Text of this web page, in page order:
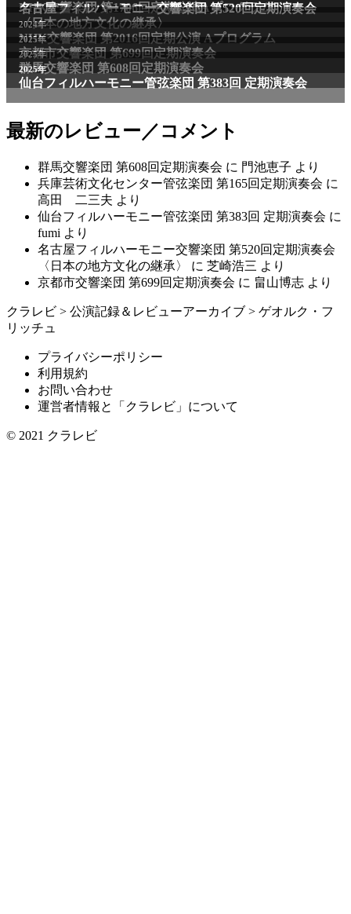
NHK交響楽団 第1706回定期公演Aプログラム
名古屋フィルハーモニー交響楽団 第520回定期演奏会
〈日本の地方文化の継承〉
2024年
NHK交響楽団 第2016回定期公演 Aプログラム
2025年
京都市交響楽団 第699回定期演奏会
2025年
群馬交響楽団 第608回定期演奏会
2025年
仙台フィルハーモニー管弦楽団 第383回 定期演奏会
最新のレビュー／コメント
群馬交響楽団 第608回定期演奏会 に 門池恵子 より
兵庫芸術文化センター管弦楽団 第165回定期演奏会 に
高田 二三夫 より
仙台フィルハーモニー管弦楽団 第383回 定期演奏会 に
fumi より
名古屋フィルハーモニー交響楽団 第520回定期演奏会
〈日本の地方文化の継承〉
に 芝崎浩三 より
京都市交響楽団 第699回定期演奏会 に 畠山博志 より
クラレビ > 公演記録＆レビューアーカイブ > ゲオルク・フ
リッチュ
プライバシーポリシー
利用規約
お問い合わせ
運営者情報と「クラレビ」について
© 2021 クラレビ